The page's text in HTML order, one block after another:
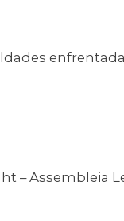
– Assembleia